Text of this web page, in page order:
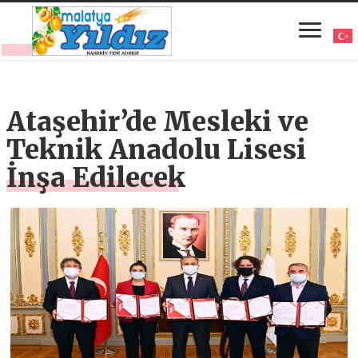
Ataşehir’de Mesleki ve
Teknik Anadolu Lisesi
İnşa Edilecek